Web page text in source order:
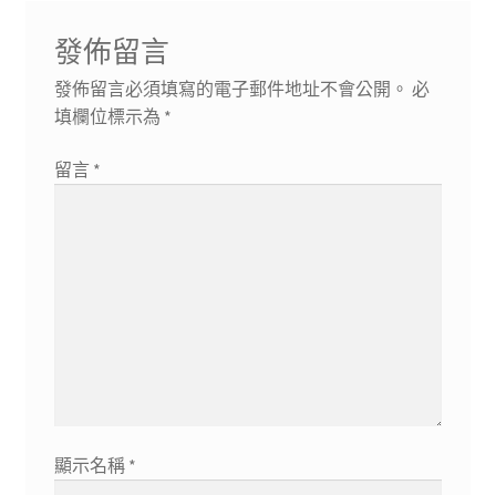
發佈留言
發佈留言必須填寫的電子郵件地址不會公開。 必
填欄位標示為 *
留言 *
顯示名稱 *